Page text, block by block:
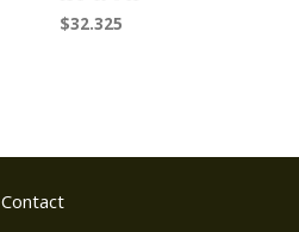
$32.325
Contact